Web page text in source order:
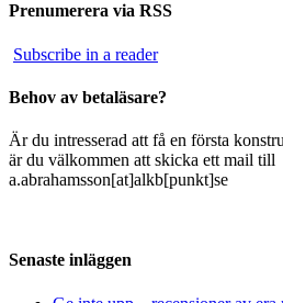
Prenumerera via RSS
Subscribe in a reader
Behov av betaläsare?
Är du intresserad att få en första
är du välkommen att skicka ett mail till
a.abrahamsson[at]alkb[punkt]se
Senaste inläggen